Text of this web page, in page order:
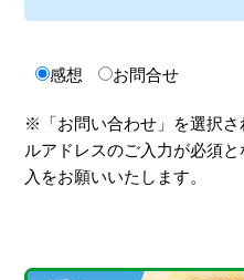
感想 お問合せ
※「お問い合わせ」を選択
ルアドレスのご入力が必須
入をお願いいたします。